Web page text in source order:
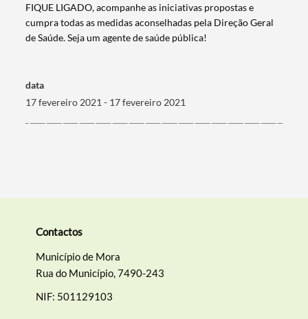
Categorias gerais
FIQUE LIGADO, acompanhe as iniciativas propostas e
cumpra todas as medidas aconselhadas pela Direção Geral
de Saúde. Seja um agente de saúde pública!
data
17 fevereiro 2021 - 17 fevereiro 2021
Contactos
Município de Mora
Rua do Município, 7490-243
NIF: 501129103